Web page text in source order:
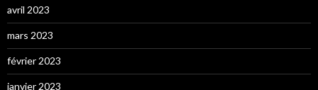
avril 2023
mars 2023
février 2023
janvier 2023